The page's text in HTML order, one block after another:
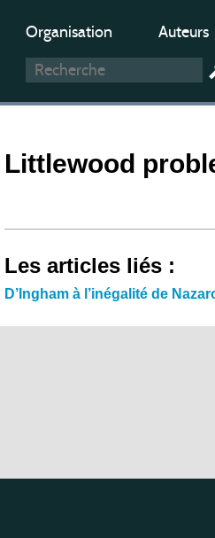
Organisation Auteurs
Littlewood
Les articles liés :
D’Ingham à l’inégalité de